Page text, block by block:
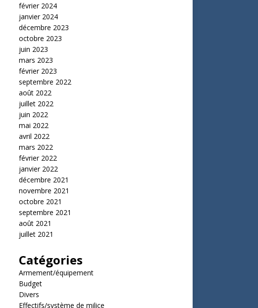
février 2024
janvier 2024
décembre 2023
octobre 2023
juin 2023
mars 2023
février 2023
septembre 2022
août 2022
juillet 2022
juin 2022
mai 2022
avril 2022
mars 2022
février 2022
janvier 2022
décembre 2021
novembre 2021
octobre 2021
septembre 2021
août 2021
juillet 2021
Catégories
Armement/équipement
Budget
Divers
Effectifs/système de milice